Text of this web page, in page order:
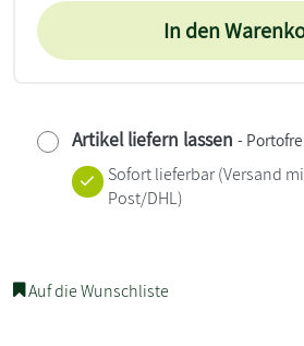
In den
Artikel liefern lassen -
Sofort lieferbar(Versand
Post/DHL)
Auf die Wunschliste